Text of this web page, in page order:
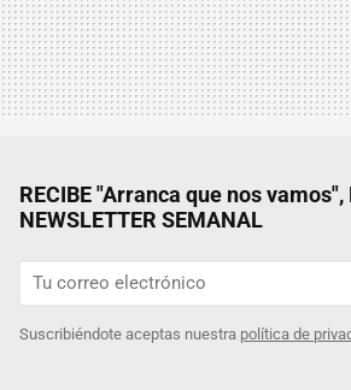
RECIBE "Arranca que nos vamos",
NEWSLETTER SEMANAL
Suscribiéndote aceptas nuestra política de